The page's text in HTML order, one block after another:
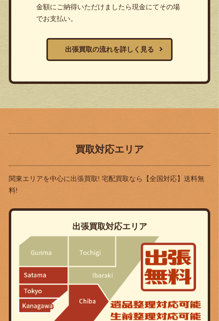
金額にご納得いただけましたら現金にてその場
でお支払い。
出張買取の流れを詳しく見る
買取対応エリア
関東エリアを中心に出張買取! 宅配買取なら
【全国対応】送料無
料!
出張買取対応エリア